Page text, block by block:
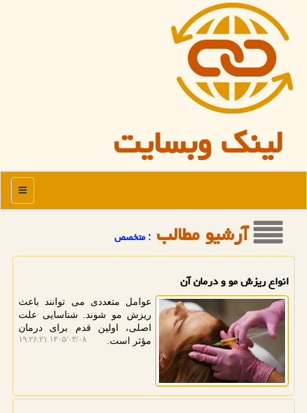
لینک وبسایت
منو
آرشیو مطالب : متخصص
انواع ریزش مو و درمان آن
عوامل متعددی می توانند باعث
ریزش مو شوند. شناسایی علت
اصلی، اولین قدم برای درمان
مؤثر است.
۱۴۰۵/۰۳/۰۸ ۱۹:۲۶:۲۱